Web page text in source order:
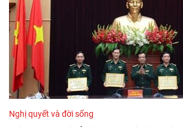
Nghị quyết và đời sống